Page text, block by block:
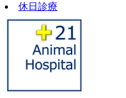
休日診療